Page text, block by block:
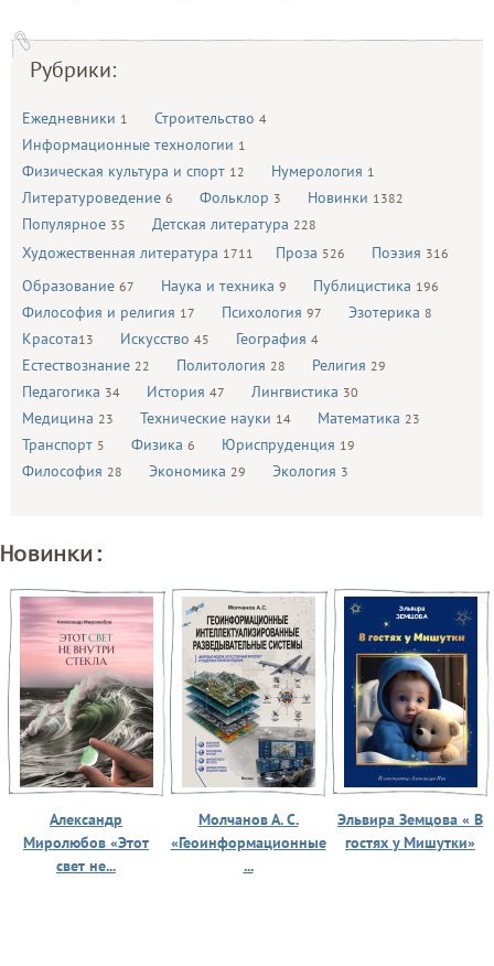
Рубрики:
Ежедневники 1 Строительство 4
Информационные технологии 1
Физическая культура и спорт 12 Нумерология 1
Литературоведение 6 Фольклор 3 Новинки 1382
Популярное 35 Детская литература 228
Художественная литература 1711 Проза 526 Поэзия 316
Образование 67 Наука и техника 9 Публицистика 196
Философия и религия 17 Психология 97 Эзотерика 8
Красота13 Искусство 45 География 4
Естествознание 22 Политология 28 Религия 29
Педагогика 34 История 47 Лингвистика 30
Медицина 23 Технические науки 14 Математика 23
Транспорт 5 Физика 6 Юриспруденция 19
Философия 28 Экономика 29 Экология 3
Новинки:
Александр
Миролюбов «Этот
свет не...
Молчанов А. С.
«Геоинформационные
...
Эльвира Земцова « В
гостях у Мишутки»